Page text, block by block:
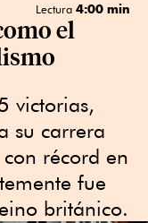
Lectura 4:00 min
el
victorias,
su carrera
récord en
fue
británico.